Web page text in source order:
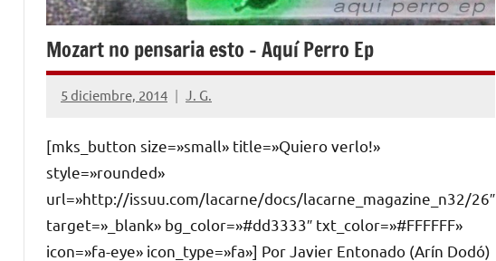
Mozart no pensaria esto – Aquí Perro Ep
5 diciembre, 2014 J. G.
No
comentarios
[mks_button size=»small» title=»Quiero verlo!»
style=»rounded»
url=»http://issuu.com/lacarne/docs/lacarne_magazine_n32/26″
target=»_blank» bg_color=»#dd3333″ txt_color=»#FFFFFF»
icon=»fa-eye» icon_type=»fa»] Por Javier Entonado (Arín Dodó)